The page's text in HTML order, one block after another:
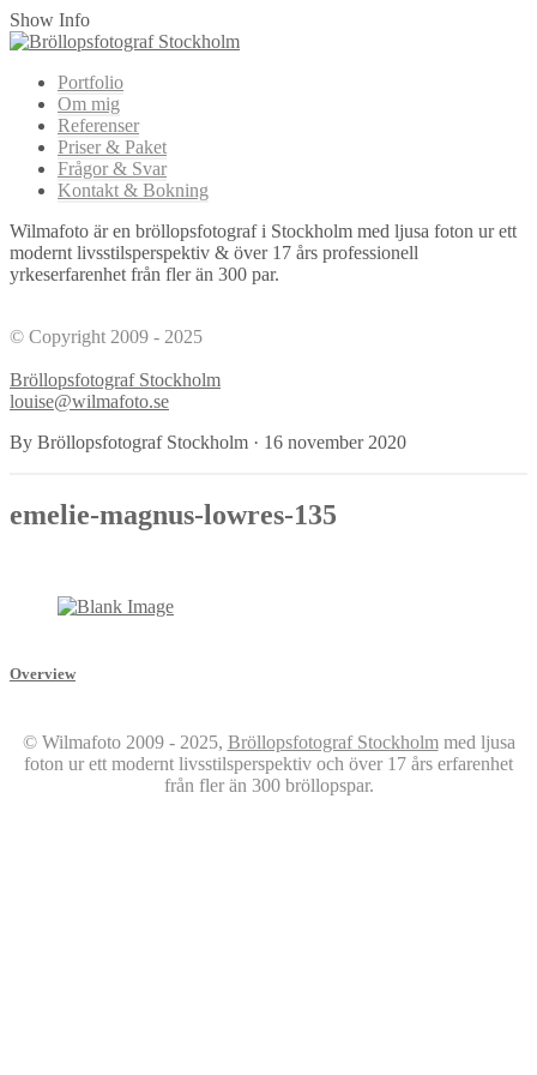
Show Info
Portfolio
Om mig
Referenser
Priser & Paket
Frågor & Svar
Kontakt & Bokning
Wilmafoto är en bröllopsfotograf i Stockholm med ljusa foton ur ett
modernt livsstilsperspektiv & över 17 års professionell
yrkeserfarenhet från fler än 300 par.
© Copyright 2009 - 2025
Bröllopsfotograf Stockholm
louise@wilmafoto.se
By Bröllopsfotograf Stockholm · 16 november 2020
emelie-magnus-lowres-135
Overview
© Wilmafoto 2009 - 2025, Bröllopsfotograf Stockholmmed ljusa
foton ur ett modernt livsstilsperspektiv och över 17 års erfarenhet
från fler än 300 bröllopspar.